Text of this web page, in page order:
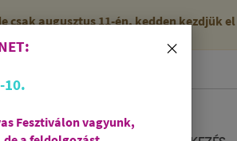
csak augusztus 11-én, kedden kezdjük
×
10.
Fesztiválon vagyunk,